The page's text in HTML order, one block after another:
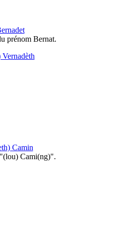
prénom Bernat.
Vernadèth
Camin
Cami(ng)".